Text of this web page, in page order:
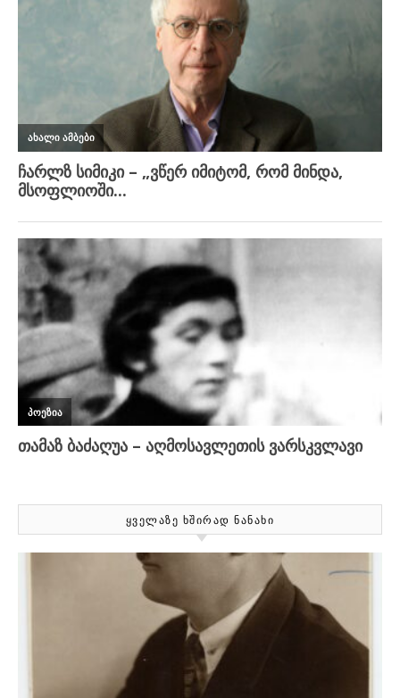
ᲧᲕᲔᲚᲐᲖᲔ ᲮᲨᲘᲠᲐᲓ ᲜᲐᲜᲐᲮᲘ